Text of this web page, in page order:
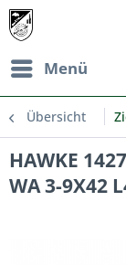
Menü
Übersicht
HAWKE
WA 3-9X42